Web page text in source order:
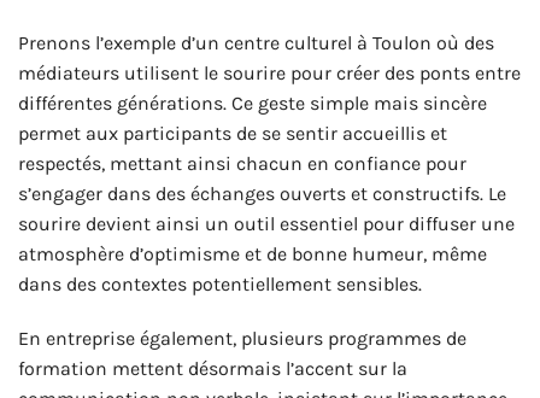
Prenons l’exemple d’un centre culturel à Toulon où des
médiateurs utilisent le sourire pour créer des ponts entre
différentes générations. Ce geste simple mais sincère
permet aux participants de se sentir accueillis et
respectés, mettant ainsi chacun en confiance pour
s’engager dans des échanges ouverts et constructifs. Le
sourire devient ainsi un outil essentiel pour diffuser une
atmosphère d’optimisme et de bonne humeur, même
dans des contextes potentiellement sensibles.
En entreprise également, plusieurs programmes de
formation mettent désormais l’accent sur la